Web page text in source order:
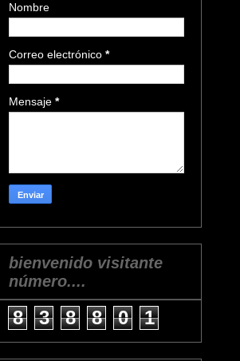
Nombre
Correo electrónico *
Mensaje *
bienvenido visitante
número....
8 3 8 8 0 1